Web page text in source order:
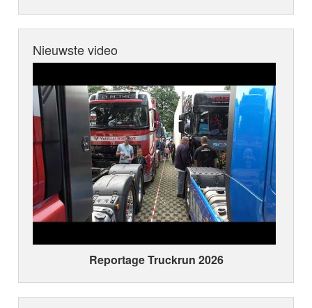
Nieuwste video
Reportage Truckrun 2026